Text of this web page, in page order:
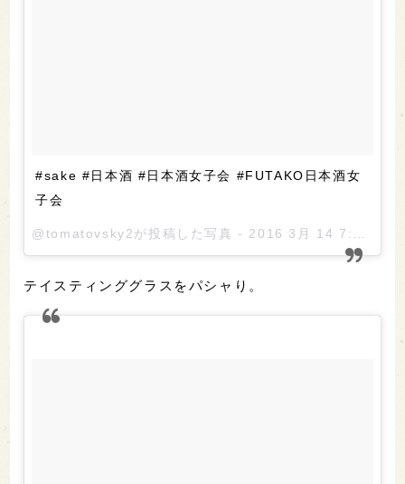
#sake #日本酒 #日本酒女子会 #FUTAKO日本酒女
子会
@tomatovsky2が投稿した写真 - 2016 3月 14 7:59午後 PDT
テイスティンググラスをパシャり。